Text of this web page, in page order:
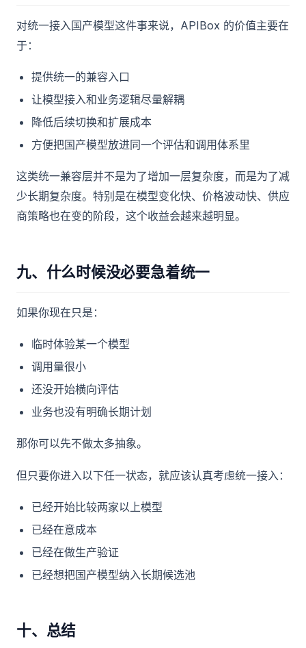
对统一接入国产模型这件事来说，APIBox 的价值主要在
于：
提供统一的兼容入口
让模型接入和业务逻辑尽量解耦
降低后续切换和扩展成本
方便把国产模型放进同一个评估和调用体系里
这类统一兼容层并不是为了增加一层复杂度，而是为了减
少长期复杂度。特别是在模型变化快、价格波动快、供应
商策略也在变的阶段，这个收益会越来越明显。
九、什么时候没必要急着统一
如果你现在只是：
临时体验某一个模型
调用量很小
还没开始横向评估
业务也没有明确长期计划
那你可以先不做太多抽象。
但只要你进入以下任一状态，就应该认真考虑统一接入：
已经开始比较两家以上模型
已经在意成本
已经在做生产验证
已经想把国产模型纳入长期候选池
十、总结